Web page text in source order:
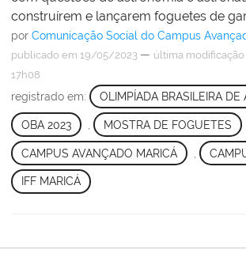
construírem e lançarem foguetes de
por Comunicação Social do Campus
publicado em 19/05/2023 — última modificação
17h08
registrado em: OLIMPÍADA BRASILEIRA DE
OBA 2023 MOSTRA DE FOGUETES
CAMPUS AVANÇADO MARICÁ
IFF MARICÁ